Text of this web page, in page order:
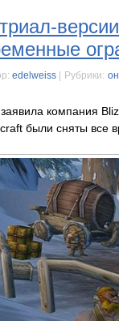
edelweiss Рубрики:
заявила компания
были сняты все